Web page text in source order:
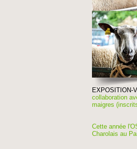
EXPOSITION-
collaboration
maigres
Cette année
Charolais au